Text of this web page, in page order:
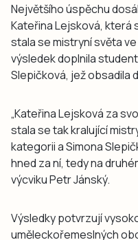
Největšího úspěchu
Kateřina Lejsková, která
stala se mistryní světa
výsledek doplnila
Slepičková, jež obsadila
„Kateřina Lejsková za
stala se tak kralující
kategorii a Simona
hned za ní, tedy na
výcviku Petr Jánský.
Výsledky potvrzují
uměleckořemeslných